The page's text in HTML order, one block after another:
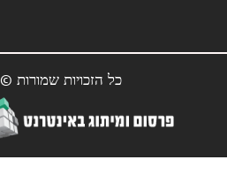
כל הזכויות שמורות